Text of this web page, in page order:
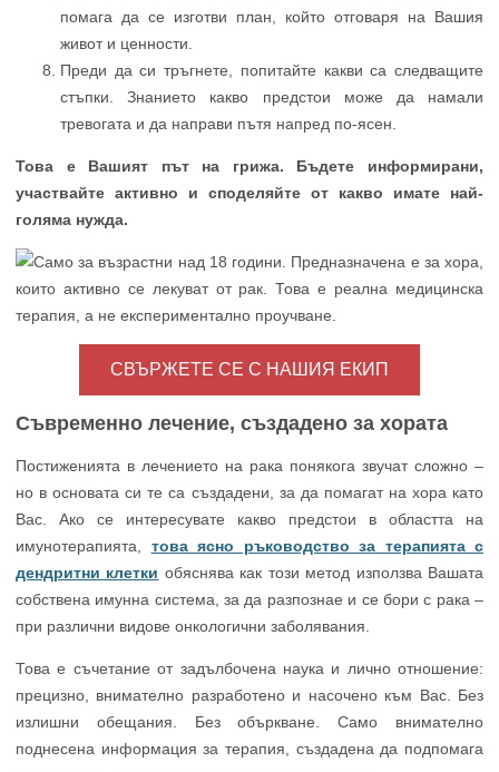
помага да се изготви план, който отговаря на Вашия
живот и ценности.
Преди да си тръгнете, попитайте какви са следващите
стъпки. Знанието какво предстои може да намали
тревогата и да направи пътя напред по-ясен.
Това е Вашият път на грижа. Бъдете информирани,
участвайте активно и споделяйте от какво имате най-
голяма нужда.
СВЪРЖЕТЕ СЕ С НАШИЯ ЕКИП
Съвременно лечение, създадено за хората
Постиженията в лечението на рака понякога звучат сложно –
но в основата си те са създадени, за да помагат на хора като
Вас. Ако се интересувате какво предстои в областта на
имунотерапията, това ясно ръководство за терапията с
дендритни клетки обяснява как този метод използва Вашата
собствена имунна система, за да разпознае и се бори с рака –
при различни видове онкологични заболявания.
Това е съчетание от задълбочена наука и лично отношение:
прецизно, внимателно разработено и насочено към Вас. Без
излишни обещания. Без объркване. Само внимателно
поднесена информация за терапия, създадена да подпомага